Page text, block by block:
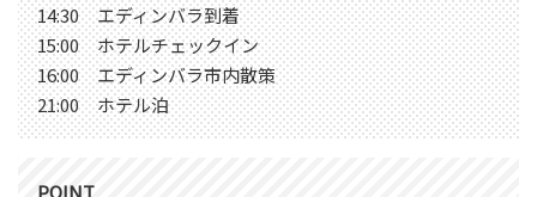
14:30 エディンバラ到着
15:00 ホテルチェックイン
16:00 エディンバラ市内散策
21:00 ホテル泊
POINT